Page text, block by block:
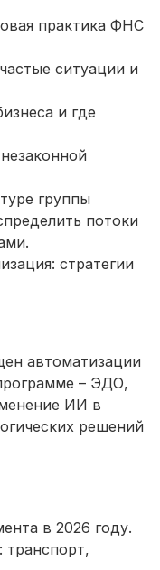
практика ФНС
ситуации и
и где
группы
потоки
стратегии
автоматизации
– ЭДО,
ИИ в
решений
в 2026 году.